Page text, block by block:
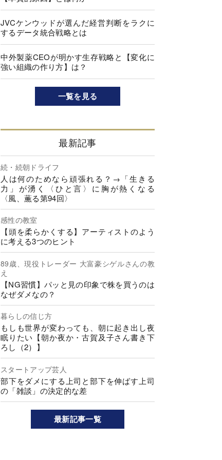
JVCケンウッドが選んだ経営判断をラクに
するデータ統合戦略とは
中外製薬CEOが明かす生存戦略と【変化に
強い組織の作り方】は？
一覧を見る
最新記事
続・続朝ドライフ
人は何のためなら頑張れる？→「生きる
力」が湧く〈ひと言〉に胸が熱くなる
〈風、薫る第94回〉
感性の教室
【頭を柔らかくする】アーティストのよう
に考える3つのヒント
89歳、現役トレーダー 大富豪シゲルさんの教
え
【NG習慣】パッと見の印象で株を買うのは
なぜダメなの？
暮らしの信じ方
もしも世界が変わっても、朝に起き出し夜
眠りたい【朝か夜か・古賀及子さん書き下
ろし（2）】
スタートアップ芸人
部下をダメにする上司と部下を伸ばす上司
の「雑談」の決定的な差
最新記事一覧